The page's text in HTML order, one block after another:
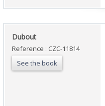
‎Dubout‎
Reference : CZC-11814
See the book